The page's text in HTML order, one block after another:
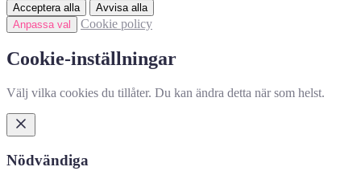
Acceptera alla
Avvisa alla
Anpassa val
Cookie policy
Cookie-inställningar
Välj vilka cookies du tillåter. Du kan ändra detta när som helst.
Nödvändiga